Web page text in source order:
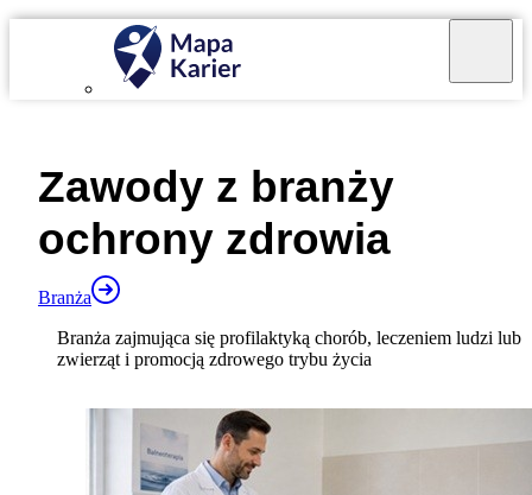
Zawody z branży
ochrony zdrowia
Branża
Branża zajmująca się profilaktyką chorób, leczeniem ludzi lub
zwierząt i promocją zdrowego trybu życia